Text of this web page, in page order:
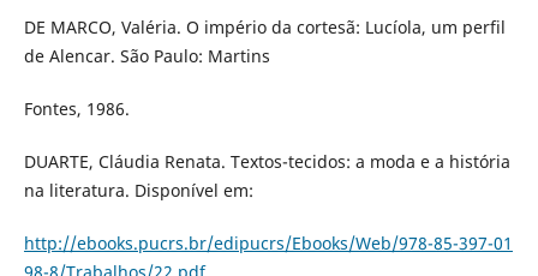
DE MARCO, Valéria. O império da cortesã: Lucíola, um perfil
de Alencar. São Paulo: Martins
Fontes, 1986.
DUARTE, Cláudia Renata. Textos-tecidos: a moda e a história
na literatura. Disponível em:
http://ebooks.pucrs.br/edipucrs/Ebooks/Web/978-85-397-01